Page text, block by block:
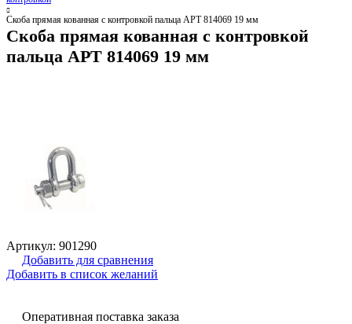
Скоба прямая кованная с контровкой пальца АРТ 814069 19 мм
Скоба прямая кованная с контровкой
пальца АРТ 814069 19 мм
Артикул: 901290
Добавить для сравнения
Добавить в список желаний
Оперативная поставка заказа